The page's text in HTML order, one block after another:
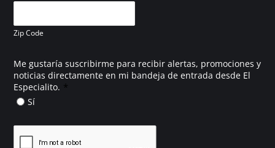
Zip Code
Me gustaría suscribirme para recibir alertas, promociones y
noticias directamente en mi bandeja de entrada desde El
Especialito. *
Sí